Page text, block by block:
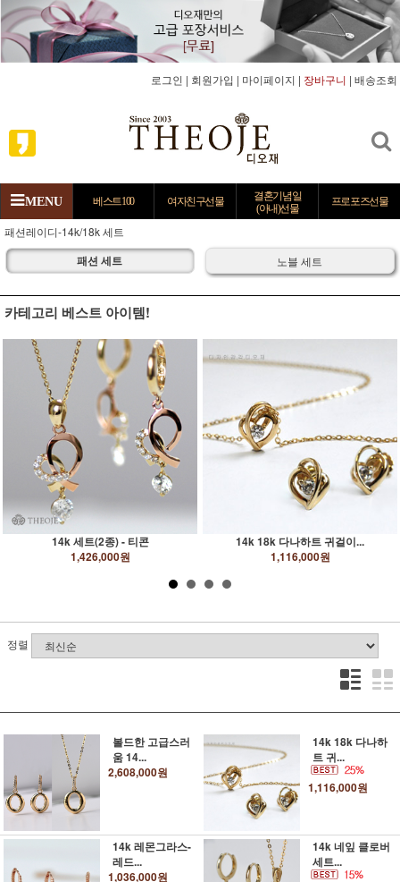
로그인 | 회원가입 | 마이페이지 | 장바구니 | 배송조회
MENU 베스트100 여자친구선물
결혼기념일
(아내)선물
프로포즈선물
패션레이디-14k/18k 세트
패션 세트 노블 세트
카테고리 베스트 아이템!
14k 세트(2종) - 티콘
1,426,000원
14k 18k 다나하트 귀걸이...
1,116,000원
정렬
볼드한 고급스러
움 14...
2,608,000원
14k 18k 다나하
트 귀...
1,116,000원
14k 레몬그라스-
레드...
1,036,000원
14k 네잎 클로버
세트...